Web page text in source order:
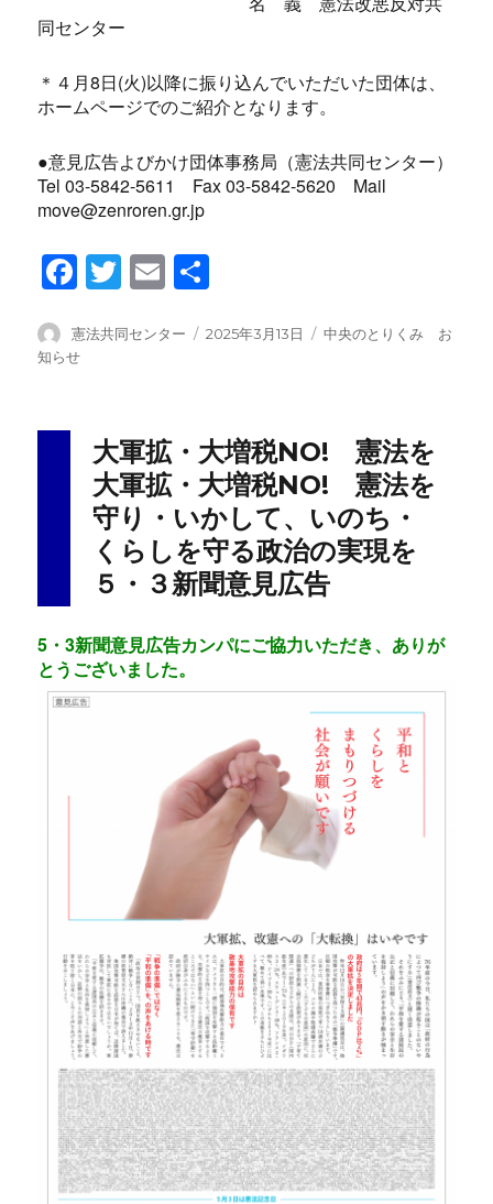
同センター
＊４月8日(火)以降に振り込んでいただいた団体は、
ホームページでのご紹介となります。
●意見広告よびかけ団体事務局（憲法共同センター）
Tel 03-5842-5611 Fax 03-5842-5620 Mail
move@zenroren.gr.jp
F
a
c
e
o
o
k
T
wi
tt
E
m
ail
投
稿
憲法共同センター
投
2025年3月13日
カ
中央のとりくみ お
知らせ
大軍拡・大増税NO! 憲法を
大軍拡・大増税NO! 憲法を
守り・いかして、いのち・
くらしを守る政治の実現を
５・３新聞意見広告
5・3新聞意見広告カンパにご協力いただき、ありが
とうございました。